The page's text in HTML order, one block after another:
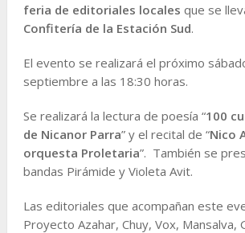
feria de editoriales locales que se
Confitería de la Estación Sud.
El evento se realizará el próximo
septiembre a las 18:30 horas.
Se realizará la lectura de poesía “100
de Nicanor Parra” y el recital de “Nico
orquesta Proletaria”. También se
bandas Pirámide y Violeta Avit.
Las editoriales que acompañan este
Proyecto Azahar, Chuy, Vox, Mansalva,